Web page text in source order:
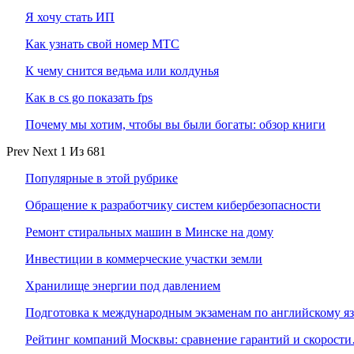
Я хочу стать ИП
Как узнать свой номер МТС
К чему снится ведьма или колдунья
Как в cs go показать fps
Почему мы хотим, чтобы вы были богаты: обзор книги
Prev Next 1 Из 681
Популярные в этой рубрике
Обращение к разработчику систем кибербезопасности
Ремонт стиральных машин в Минске на дому
Инвестиции в коммерческие участки земли
Хранилище энергии под давлением
Подготовка к международным экзаменам по английскому
Рейтинг компаний Москвы: сравнение гарантий и